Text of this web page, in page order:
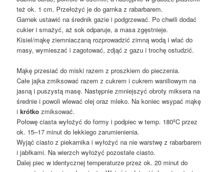
też ok. 1 cm. Przełożyć je do garnka z rabarbarem.
Garnek ustawić na średnik gazie i podgrzewać. Po chwili dodać
cukier i smażyć, aż sok odparuje, a masa zgęstnieje.
Kisiel/mąkę ziemniaczaną rozprowadzić zimną wodą i wlać do
masy, wymieszać i zagotować, zdjąć z gazu i trochę ostudzić.
Mąkę przesiać do miski razem z proszkiem do pieczenia.
Całe jajka zmiksować razem z cukrem i cukrem waniliowym na
jasną i puszystą masę. Następnie zmniejszyć obroty miksera na
średnie i powoli wlewać olej oraz mleko. Na koniec wsypać mąkę
ikrótko zmiksować.
Połowę ciasta wyłożyć do formy i podpiec w temp. 180ºC przez
ok. 15–17 minut do lekkiego zarumienienia.
Wyjąć ciasto z piekarnika i wyłożyć na nie warstwę z rabarbarem
i jabłkami. Na wierzch wyłożyć pozostałe ciasto.
Dalej piec w identycznej temperaturze przez ok. 20 minut do